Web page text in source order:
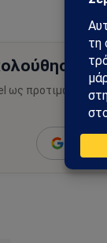
το
ως προτιμώμενη
Add